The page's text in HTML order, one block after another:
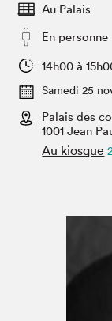
Espace
Espace
Espace
SLM PRO
Salon dans
Projets
Au Palais
En personne
14h00 à
Samedi 25
Palais des
1001 Jean
Au kiosque